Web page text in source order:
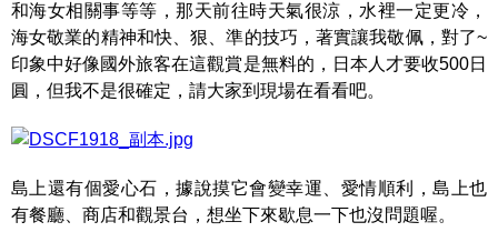
和海女相關事等等，那天前往時天氣很涼，水裡一定更冷，
海女敬業的精神和快、狠、準的技巧，著實讓我敬佩，對了~
印象中好像國外旅客在這觀賞是無料的，日本人才要收500日
圓，但我不是很確定，請大家到現場在看看吧。
島上還有個愛心石，據說摸它會變幸運、愛情順利，島上也
有餐廳、商店和觀景台，想坐下來歇息一下也沒問題喔。